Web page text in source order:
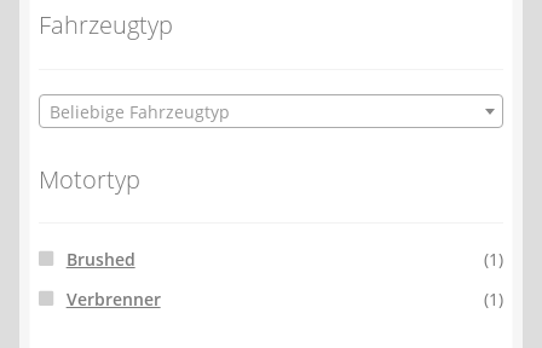
Fahrzeugtyp
Beliebige Fahrzeugtyp
Motortyp
Brushed
(1)
Verbrenner
(1)